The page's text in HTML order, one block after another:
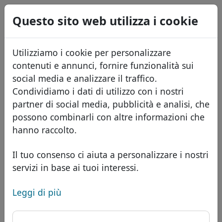
Questo sito web utilizza i cookie
Utilizziamo i cookie per personalizzare
contenuti e annunci, fornire funzionalità sui
social media e analizzare il traffico.
Condividiamo i dati di utilizzo con i nostri
partner di social media, pubblicità e analisi, che
possono combinarli con altre informazioni che
hanno raccolto.
Il tuo consenso ci aiuta a personalizzare i nostri
servizi in base ai tuoi interessi.
Leggi di più
Domini
Database dei domini
Domini africani
Domini asiatici
Domini europei
Domini del Medio Oriente
Domini nordamericani
Listino prezzi
Sconti
Trasferisci
Cerca
Servizi
ID Protect
Hosting DNS
WHOIS
USD
EUR
GBP
Español
Français
Português
Română
Eesti
Dominio .mls - Nuovi